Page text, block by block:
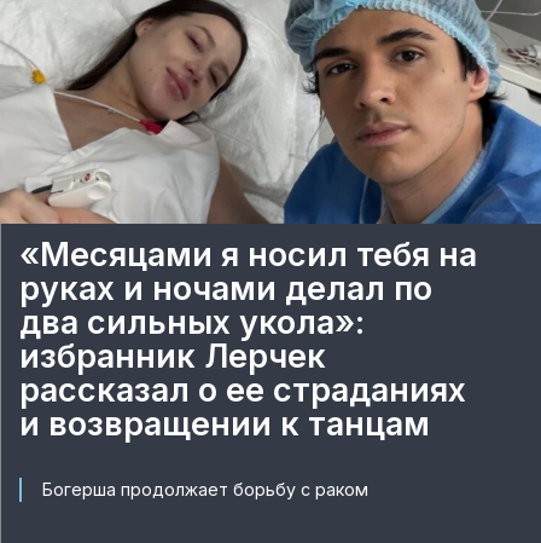
«Месяцами я носил тебя на
руках и ночами делал по
два сильных укола»:
избранник Лерчек
рассказал о ее страданиях
и возвращении к танцам
Богерша продолжает борьбу с раком